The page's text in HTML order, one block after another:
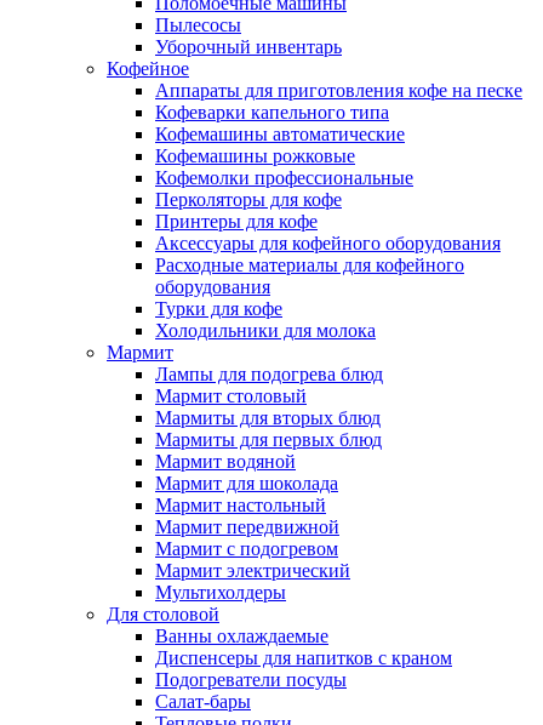
Пылесосы
Уборочный инвентарь
Кофейное
Аппараты для приготовления кофе на песке
Кофеварки капельного типа
Кофемашины автоматические
Кофемашины рожковые
Кофемолки профессиональные
Перколяторы для кофе
Принтеры для кофе
Аксессуары для кофейного оборудования
Расходные материалы для кофейного
оборудования
Турки для кофе
Холодильники для молока
Мармит
Лампы для подогрева блюд
Мармит столовый
Мармиты для вторых блюд
Мармиты для первых блюд
Мармит водяной
Мармит для шоколада
Мармит настольный
Мармит передвижной
Мармит с подогревом
Мармит электрический
Мультихолдеры
Для столовой
Ванны охлаждаемые
Диспенсеры для напитков с краном
Подогреватели посуды
Салат-бары